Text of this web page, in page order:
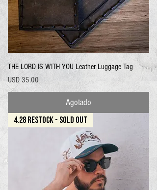
THE LORD IS WITH YOU Leather Luggage Tag
Precio
USD 35.00
Agotado
4.28 RESTOCK - SOLD OUT